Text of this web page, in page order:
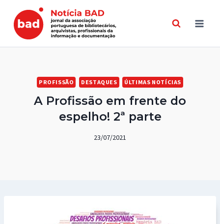
content
PROFISSÃO DESTAQUES ÚLTIMAS NOTÍCIAS
A Profissão em frente do
espelho! 2ª parte
23/07/2021